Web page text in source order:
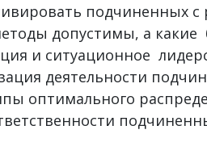
подчиненных
допустимы, а какие
и ситуационное
деятельности
оптимального